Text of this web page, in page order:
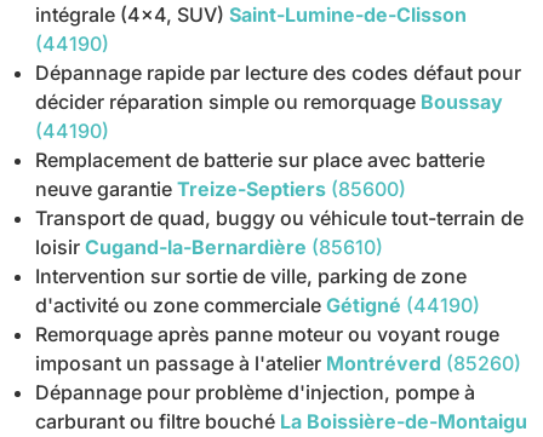
intégrale (4x4, SUV) Saint-Lumine-de-Clisson
(44190)
Dépannage rapide par lecture des codes défaut pour
décider réparation simple ou remorquage Boussay
(44190)
Remplacement de batterie sur place avec batterie
neuve garantie Treize-Septiers (85600)
Transport de quad, buggy ou véhicule tout-terrain de
loisir Cugand-la-Bernardière (85610)
Intervention sur sortie de ville, parking de zone
d'activité ou zone commerciale Gétigné (44190)
Remorquage après panne moteur ou voyant rouge
imposant un passage à l'atelier Montréverd (85260)
Dépannage pour problème d'injection, pompe à
carburant ou filtre bouché La Boissière-de-Montaigu